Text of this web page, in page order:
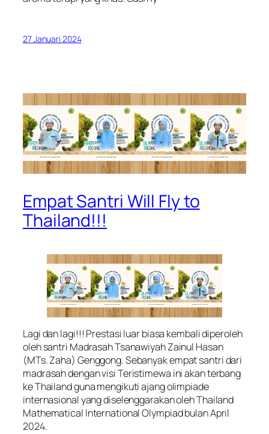
27 Januari 2024
Empat Santri Will Fly to
Thailand!!!
Lagi dan lagi!!! Prestasi luar biasa kembali diperoleh
oleh santri Madrasah Tsanawiyah Zainul Hasan
(MTs. Zaha) Genggong. Sebanyak empat santri dari
madrasah dengan visi Teristimewa ini akan terbang
ke Thailand guna mengikuti ajang olimpiade
internasional yang diselenggarakan oleh Thailand
Mathematical International Olympiad bulan April
2024.